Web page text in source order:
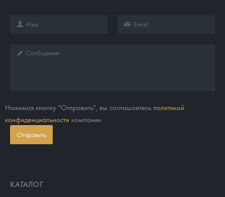
Нажимая кнопку "Отправить", вы соглашаетесь политикой
конфиденциальности компании.
Отправить
КАТАЛОГ